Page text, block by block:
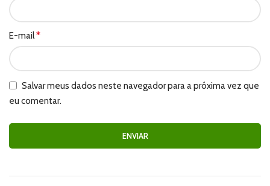
E-mail*
Salvar meus dados neste navegador para a próxima vez que
eu comentar.